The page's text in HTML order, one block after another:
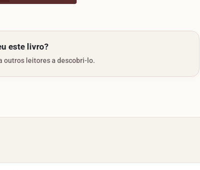
este livro?
outros leitores a descobri-lo.